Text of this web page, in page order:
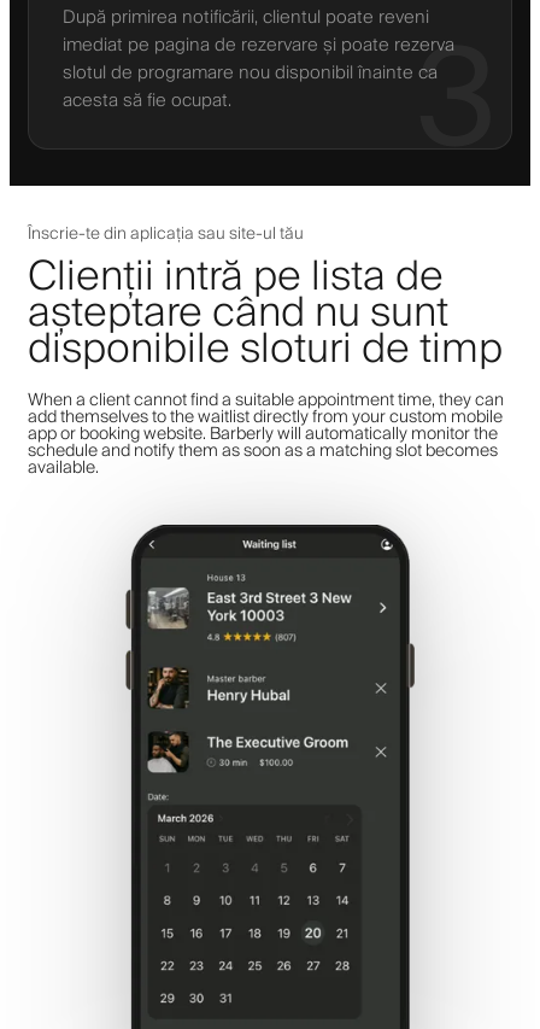
3
După primirea notificării, clientul poate reveni
imediat pe pagina de rezervare și poate rezerva
slotul de programare nou disponibil înainte ca
acesta să fie ocupat.
Înscrie-te din aplicația sau site-ul tău
Clienții intră pe lista de
așteptare când nu sunt
disponibile sloturi de timp
When a client cannot find a suitable appointment time, they can
add themselves to the waitlist directly from your custom mobile
app or booking website. Barberly will automatically monitor the
schedule and notify them as soon as a matching slot becomes
available.